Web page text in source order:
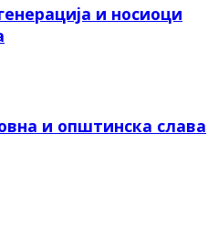
и носиоци
и општинска слава